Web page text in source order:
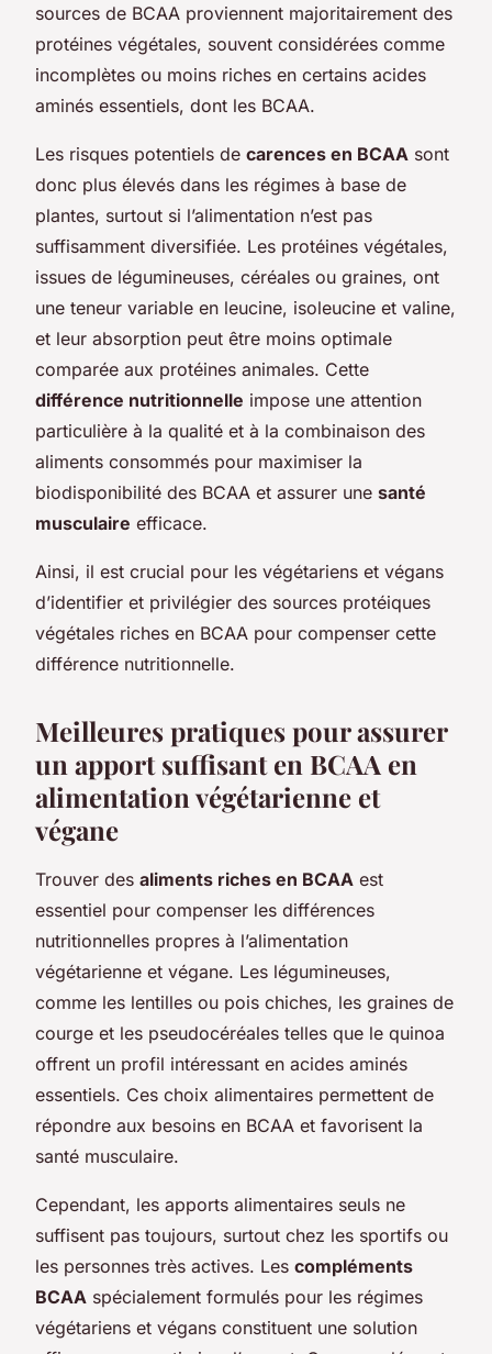
sources de BCAA proviennent majoritairement des
protéines végétales, souvent considérées comme
incomplètes ou moins riches en certains acides
aminés essentiels, dont les BCAA.
Les risques potentiels de carences en BCAA sont
donc plus élevés dans les régimes à base de
plantes, surtout si l’alimentation n’est pas
suffisamment diversifiée. Les protéines végétales,
issues de légumineuses, céréales ou graines, ont
une teneur variable en leucine, isoleucine et valine,
et leur absorption peut être moins optimale
comparée aux protéines animales. Cette
différence nutritionnelle impose une attention
particulière à la qualité et à la combinaison des
aliments consommés pour maximiser la
biodisponibilité des BCAA et assurer une santé
musculaire efficace.
Ainsi, il est crucial pour les végétariens et végans
d’identifier et privilégier des sources protéiques
végétales riches en BCAA pour compenser cette
différence nutritionnelle.
Meilleures pratiques pour assurer
un apport suffisant en BCAA en
alimentation végétarienne et
végane
Trouver des aliments riches en BCAA est
essentiel pour compenser les différences
nutritionnelles propres à l’alimentation
végétarienne et végane. Les légumineuses,
comme les lentilles ou pois chiches, les graines de
courge et les pseudocéréales telles que le quinoa
offrent un profil intéressant en acides aminés
essentiels. Ces choix alimentaires permettent de
répondre aux besoins en BCAA et favorisent la
santé musculaire.
Cependant, les apports alimentaires seuls ne
suffisent pas toujours, surtout chez les sportifs ou
les personnes très actives. Les compléments
BCAA spécialement formulés pour les régimes
végétariens et végans constituent une solution